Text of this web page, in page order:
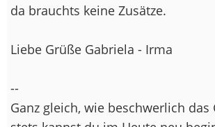
da brauchts keine Zusätze.
Liebe Grüße Gabriela - Irma
--
Ganz gleich, wie beschwerlich das